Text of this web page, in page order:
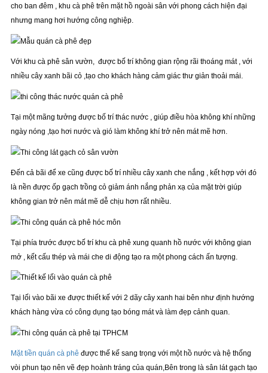
cho ban đêm , khu cà phê trên mặt hồ ngoài sân với phong cách hiện đại
nhưng mang hơi hướng công nghiệp.
Với khu cà phê sân vườn, được bố trí không gian rộng rãi thoáng mát , với
nhiều cây xanh bãi cỏ ,tạo cho khách hàng cảm giác thư giản thoải mái.
Tại một mãng tưởng được bố trí thác nước , giúp điều hòa không khí những
ngày nóng ,tạo hơi nước và gió làm không khí trở nên mát mẽ hơn.
Đến cả bãi để xe cũng được bố trí nhiều cây xanh che nắng , kết hợp với đó
là nền được ốp gạch trồng cỏ giảm ánh nắng phản xạ của mặt trời giúp
không gian trở nên mát mẽ dễ chịu hơn rất nhiều.
Tại phía trước được bố trí khu cà phê xung quanh hồ nước với không gian
mở , kết cấu thép và mái che di động tạo ra một phong cách ấn tượng.
Tại lối vào bãi xe được thiết kế với 2 dãy cây xanh hai bên như định hướng
khách hàng vừa có công dụng tạo bóng mát và làm đẹp cảnh quan.
Mặt tiền quán cà phê được thế kế sang trọng với một hồ nước và hệ thống
vòi phun tạo nên vẽ đẹp hoành tráng của quán,Bên trong là sân lát gạch tạo